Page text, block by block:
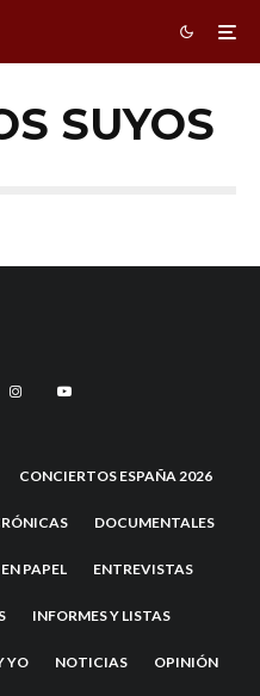
SUYOS
CONCIERTOS ESPAÑA 2026
DOCUMENTALES
EN PAPEL ENTREVISTAS
INFORMES Y LISTAS
YO NOTICIAS OPINIÓN